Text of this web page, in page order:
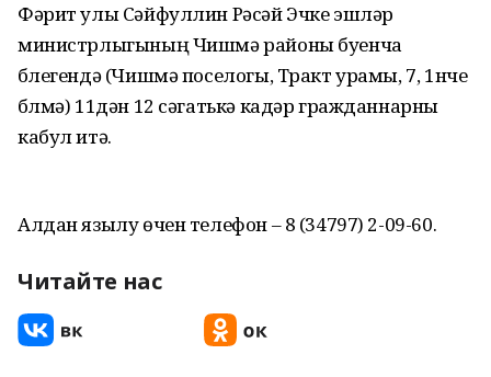
Фәрит улы Сәйфуллин Рәсәй Эчке эшләр
министрлыгының Чишмә районы буенча
бүлегендә (Чишмә поселогы, Тракт урамы, 7, 1нче
бүлмә) 11дән 12 сәгатькә кадәр гражданнарны
кабул итә.
Алдан язылу өчен телефон – 8 (34797) 2-09-60.
Читайте нас